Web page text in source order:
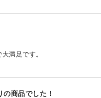
満足です。
商品でした！